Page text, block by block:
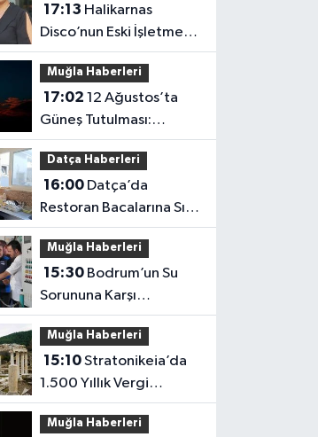
17:13
Disco’nun Eski İşletme
Müdürü Zafer Çetinel
Hayatını Kaybetti
Muğla Haberleri
17:02
Güneş Tutulması:
Muğla’dan Görülecek
mi?
Datça Haberleri
16:00Datça’da
Restoran Bacalarına Sıkı
Denetim
Muğla Haberleri
15:30Bodrum’un Su
Sorununa Karşı
Yatırımlar Sürüyor
Muğla Haberleri
15:10Stratonikeia’da
1.500 Yıllık Vergi
Usulsüzlüğü Ortaya
Çıktı
Muğla Haberleri